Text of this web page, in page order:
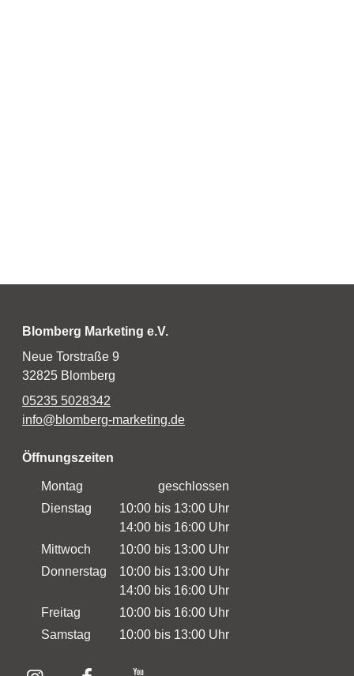
Blomberg Marketing e.V.
Neue Torstraße 9
32825 Blomberg
05235 5028342
info@blomberg-marketing.de
Öffnungszeiten
Montag
geschlossen
Dienstag
10:00 bis 13:00 Uhr
14:00 bis 16:00 Uhr
Mittwoch
10:00 bis 13:00 Uhr
Donnerstag
10:00 bis 13:00 Uhr
14:00 bis 16:00 Uhr
Freitag
10:00 bis 16:00 Uhr
Samstag
10:00 bis 13:00 Uhr